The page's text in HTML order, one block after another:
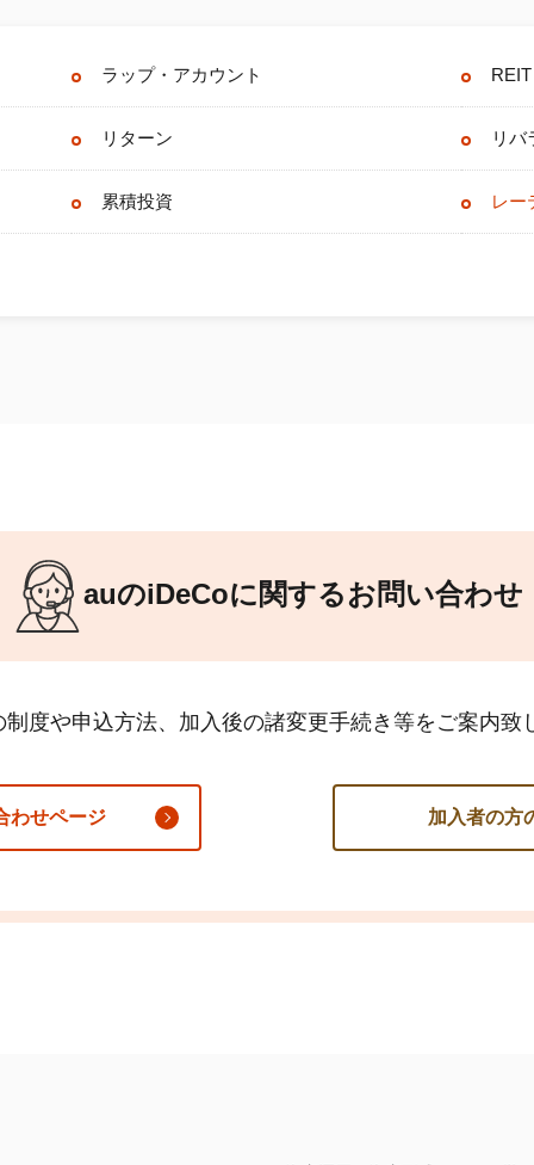
ラップ・アカウント REIT
リターン リバ
累積投資 レー
auのiDeCoに関するお問い合わせ
制度や申込方法、加入後の諸変更手続き等をご案内致
わせページ 加入者の方